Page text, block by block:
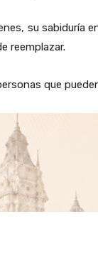
su sabiduría
reemplazar.
que